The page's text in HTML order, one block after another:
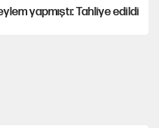
yapmıştı: Tahliye edildi